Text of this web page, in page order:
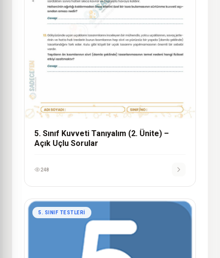
5. Sınıf Kuvveti Tanıyalım (2. Ünite) –
Açık Uçlu Sorular
248
5. SINIF TESTLERI